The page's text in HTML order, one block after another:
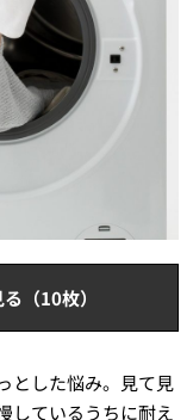
（10枚）
とした悩み。見て見
しているうちに耐え